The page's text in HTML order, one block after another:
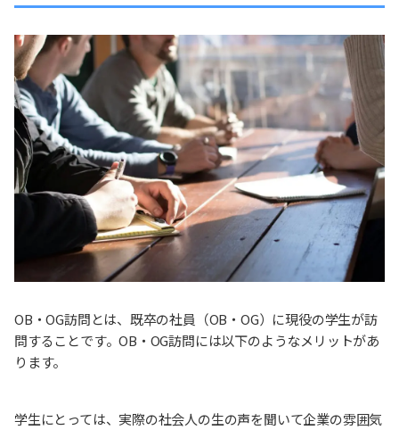
OB・OG訪問とは、既卒の社員（OB・OG）に現役の学生が訪
問することです。OB・OG訪問には以下のようなメリットがあ
ります。
学生にとっては、実際の社会人の生の声を聞いて企業の雰囲気